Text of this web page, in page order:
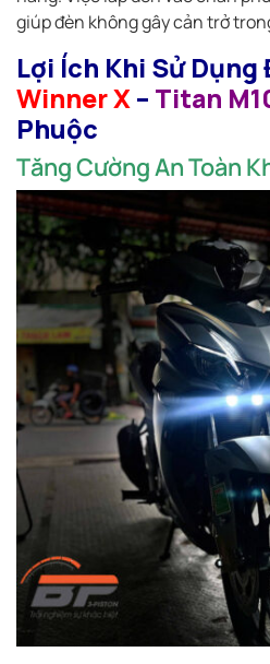
giúp đèn không gây cản trở
Lợi Ích Khi Sử Dụng
Winner X– Titan
Phuộc
Tăng Cường An Toàn